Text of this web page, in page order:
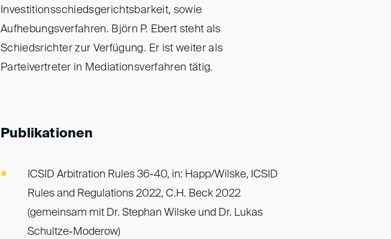
Investitionsschiedsgerichtsbarkeit, sowie
Aufhebungsverfahren. Björn P. Ebert steht als
Schiedsrichter zur Verfügung. Er ist weiter als
Parteivertreter in Mediationsverfahren tätig.
Publikationen
ICSID Arbitration Rules 36-40, in: Happ/Wilske, ICSID
Rules and Regulations 2022, C.H. Beck 2022
(gemeinsam mit Dr. Stephan Wilske und Dr. Lukas
Schultze-Moderow)